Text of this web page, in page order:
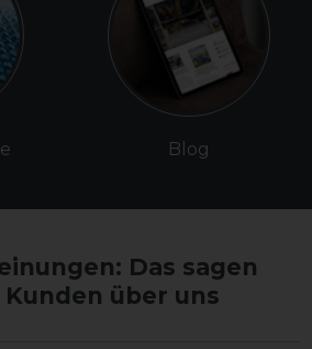
Blog
Das sagen
über uns